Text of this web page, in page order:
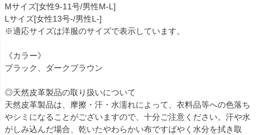
Mサイズ[女性9-11号/男性M-L]
Lサイズ[女性13号-/男性L-]
※適応サイズは洋服のサイズで表示しています。
《カラー》
ブラック、ダークブラウン
◎天然皮革製品の取り扱いについて
天然皮革製品は、摩擦・汗・水濡れによって、衣料品等への色落ち
やシミになることがございますので、十分ご注意ください。汗や水
がしみ込んだ場合、乾いたやわらかい布ですばやく水分を拭き取